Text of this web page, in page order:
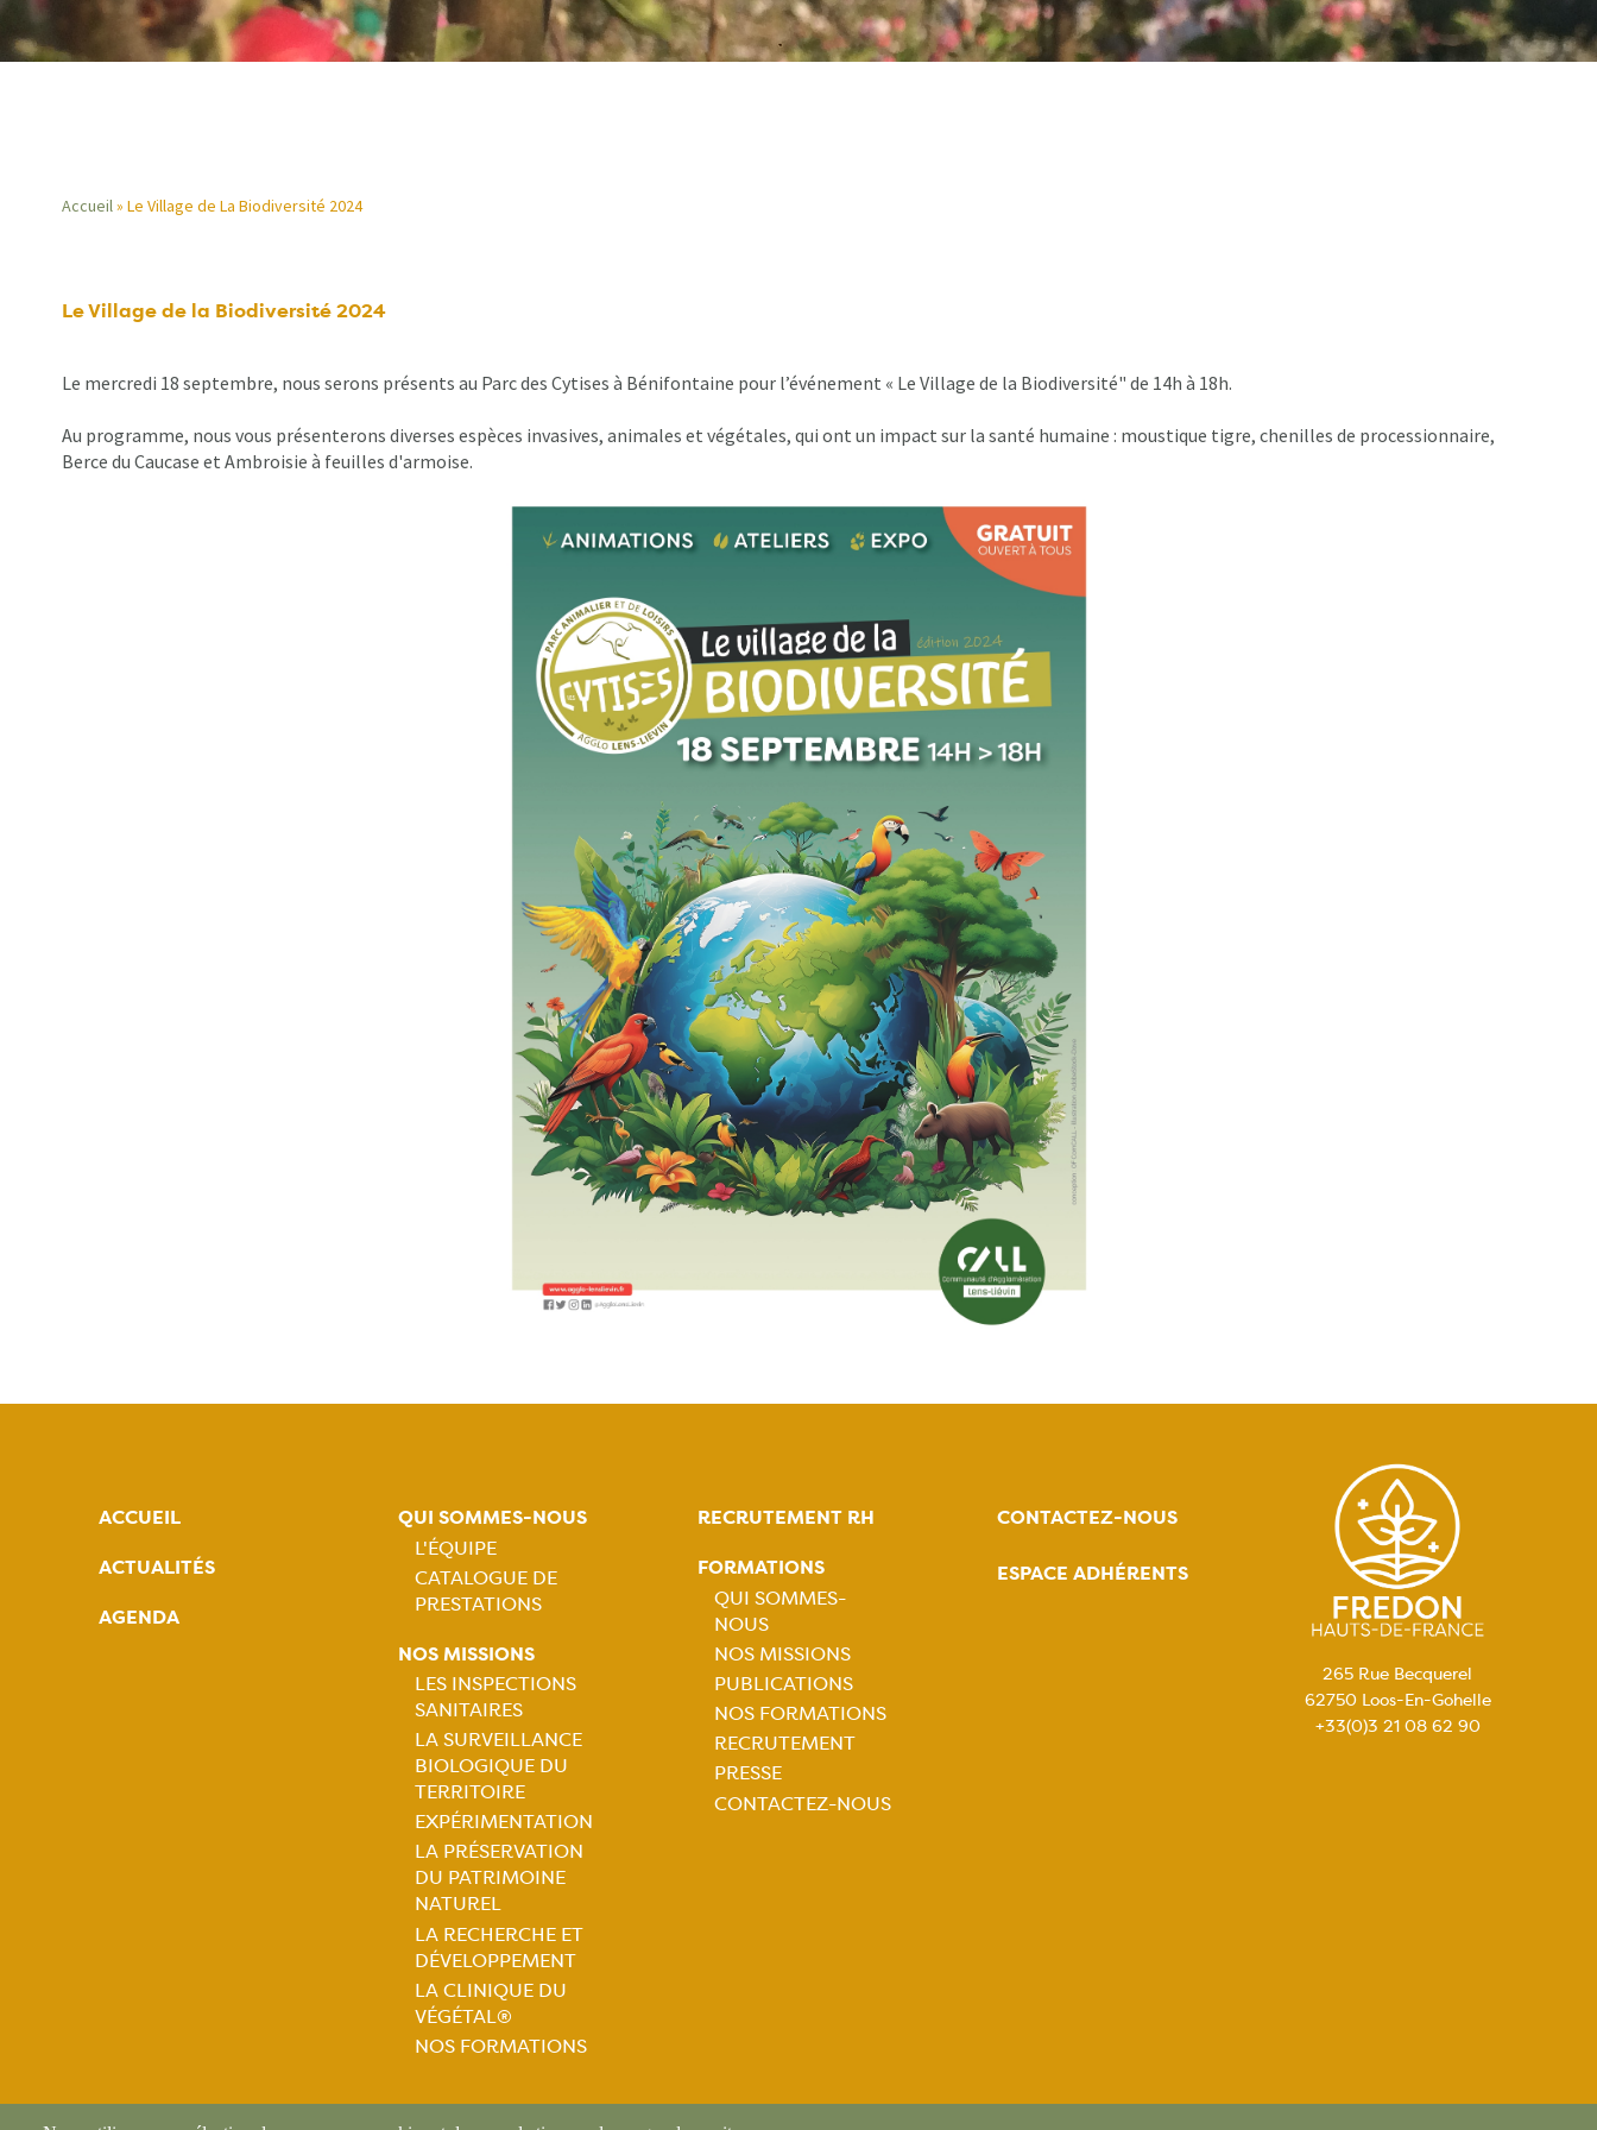
d'Ariane
Accueil Le Village de La Biodiversité 2024
Le Village de la Biodiversité 2024
Le mercredi 18 septembre, nous serons présents au Parc des Cytises à Bénifontaine pour l’événement « Le Village de la Biodiversité" de 14h à 18h.
Au programme, nous vous présenterons diverses espèces invasives, animales et végétales, qui ont un impact sur la santé humaine : moustique tigre, chenilles de processionnaire,
Berce du Caucase et Ambroisie à feuilles d'armoise.
ACCUEIL
ACTUALITÉS
AGENDA
QUI SOMMES-NOUS
Navigation
principale
L'ÉQUIPE
CATALOGUE DE
PRESTATIONS
NOS MISSIONS
Navigation
principale
LES INSPECTIONS
SANITAIRES
LA SURVEILLANCE
BIOLOGIQUE DU
TERRITOIRE
EXPÉRIMENTATION
LA PRÉSERVATION
DU PATRIMOINE
NATUREL
LA RECHERCHE ET
DÉVELOPPEMENT
LA CLINIQUE DU
VÉGÉTAL®
NOS FORMATIONS
RECRUTEMENT RH
FORMATIONS
Navigation
principale
QUI SOMMES-
NOUS
NOS MISSIONS
PUBLICATIONS
NOS FORMATIONS
RECRUTEMENT
PRESSE
CONTACTEZ-NOUS
CONTACTEZ-NOUS
ESPACE ADHÉRENTS
265 Rue Becquerel
62750 Loos-En-Gohelle
+33(0)3 21 08 62 90